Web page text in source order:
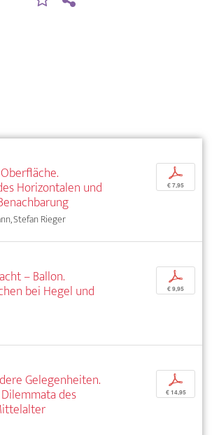
Horizontalen und
Stefan Rieger
p
€ 7,95
– Ballon.
bei Hegel und
p
€ 9,95
Gelegenheiten.
des
p
€ 14,95